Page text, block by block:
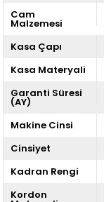
Cam
Malzemesi
Kasa Çapı
Kasa Materyali
Garanti Süresi
(AY)
Makine Cinsi
Cinsiyet
Kadran Rengi
Kordon